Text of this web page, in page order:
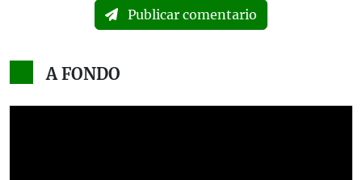
Publicar comentario
A FONDO